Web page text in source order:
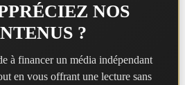
NOS
?
à financer un média indépendant
en vous offrant une lecture sans